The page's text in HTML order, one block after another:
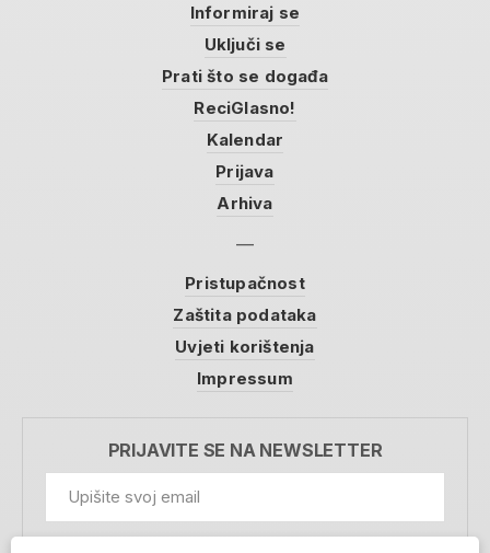
Informiraj se
Uključi se
Prati što se događa
ReciGlasno!
Kalendar
Prijava
Arhiva
Pristupačnost
Zaštita podataka
Uvjeti korištenja
Impressum
PRIJAVITE SE NA NEWSLETTER